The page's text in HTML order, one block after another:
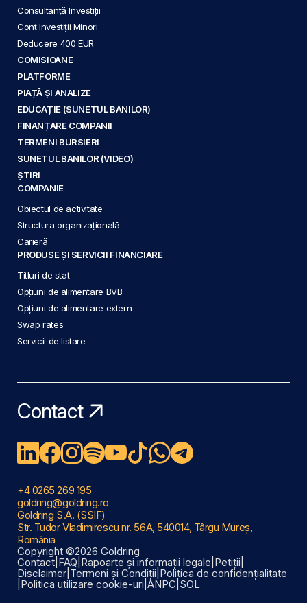
Consultanță Investiții
Cont Investiții Minori
Deducere 400 EUR
COMISIOANE
PLATFORME
PIAȚĂ ȘI ANALIZE
EDUCAȚIE (SUNETUL BANILOR)
FINANȚARE COMPANII
TERMENI BURSIERI
SUNETUL BANILOR (VIDEO)
ȘTIRI
COMPANIE
Obiectul de activitate
Structura organizațională
Carieră
PRODUSE ȘI SERVICII FINANCIARE
Titluri de stat
Opțiuni de alimentare BVB
Opțiuni de alimentare extern
Swap rates
Servicii de listare
Contact
+4 0265 269 195
goldring@goldring.ro
Goldring S.A. (SSIF)
Str. Tudor Vladimirescu nr. 56A, 540014, Târgu Mureș,
România
Copyright ©2026 Goldring
Contact FAQ Rapoarte și informații legale Petiții
Disclaimer Termeni și Condiții Politica de confidențialitate
Politica utilizare cookie-uri ANPC SOL